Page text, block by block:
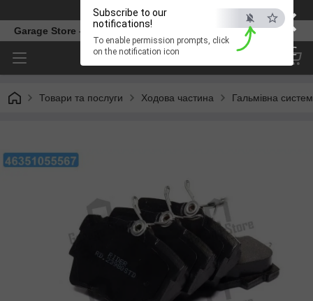
×
ESC
Subscribe to our
notifications!
To enable permission prompts, click
on the notification icon
Телефон
Garage Store – інтернет магазин автозапчастин.
Товари та послуги Ходова частина Гальмівна